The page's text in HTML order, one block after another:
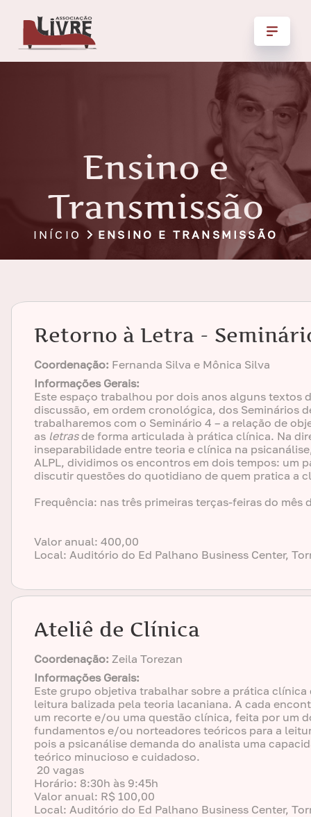
Ensino e
Transmissão
INÍCIO ENSINO E TRANSMISSÃO
Retorno à Letra -
Coordenação: Fernanda Silva e Mônica Silva
Informações Gerais:
Este espaço trabalhou por dois anos alguns textos
discussão, em ordem cronológica, dos Seminários
trabalharemos com o Seminário 4 – a relação de
as letrasde forma articulada à prática clínica. Na
inseparabilidade entre teoria e clínica na
ALPL, dividimos os encontros em dois tempos: um
discutir questões do quotidiano de quem pratica a
Frequência: nas três primeiras terças-feiras do mês
Valor anual: 400,00
Local: Auditório do Ed Palhano Business Center,
Ateliê de Clínica
Coordenação: Zeila Torezan
Informações Gerais:
Este grupo objetiva trabalhar sobre a prática
leitura balizada pela teoria lacaniana. A cada
um recorte e/ou uma questão clínica, feita por um
fundamentos e/ou norteadores teóricos para a
pois a psicanálise demanda do analista uma
teórico minucioso e cuidadoso.
20 vagas
Horário: 8:30h às 9:45h
Valor anual: R$ 100,00
Local: Auditório do Ed Palhano Business Center,